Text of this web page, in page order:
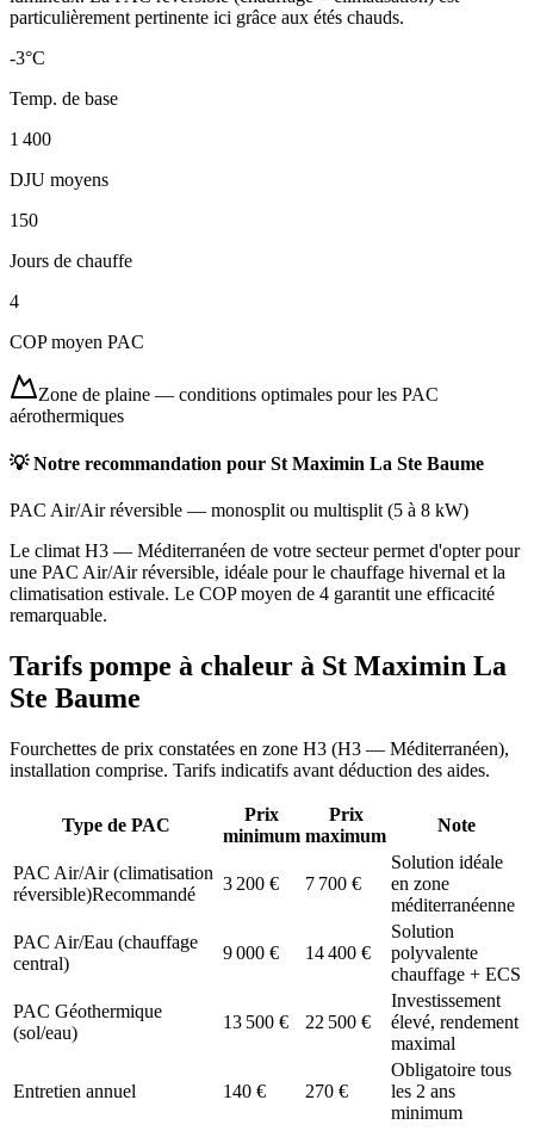
particulièrement pertinente ici grâce aux étés chauds.
-3°C
Temp. de base
1 400
DJU moyens
150
Jours de chauffe
4
COP moyen PAC
Zone de plaine — conditions optimales pour les PAC
aérothermiques
💡 Notre recommandation pour St Maximin La Ste Baume
PAC Air/Air réversible — monosplit ou multisplit (5 à 8 kW)
Le climat H3 — Méditerranéen de votre secteur permet d'opter pour
une PAC Air/Air réversible, idéale pour le chauffage hivernal et la
climatisation estivale. Le COP moyen de 4 garantit une efficacité
remarquable.
Tarifs pompe à chaleur à St Maximin La
Ste Baume
Fourchettes de prix constatées en zone H3 (H3 — Méditerranéen),
installation comprise. Tarifs indicatifs avant déduction des aides.
Type de PAC
Prix
minimum
Prix
maximum
Note
PAC Air/Air (climatisation
réversible)Recommandé
3 200 € 7 700 €
Solution idéale
en zone
méditerranéenne
PAC Air/Eau (chauffage
central)
9 000 € 14 400 €
Solution
polyvalente
chauffage + ECS
PAC Géothermique
(sol/eau)
13 500 € 22 500 €
Investissement
élevé, rendement
maximal
Entretien annuel 140 € 270 €
Obligatoire tous
les 2 ans
minimum